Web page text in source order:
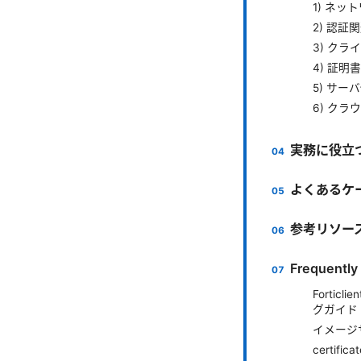
1) ネッ
2) 認証
3) クラ
4) 証明書
5) サー
6) クラ
実務に役立
よくあるケ
参考リソー
グガイ
イメー